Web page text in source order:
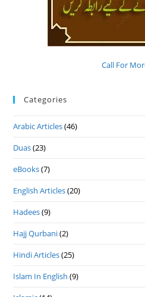
Call For
Categories
Arabic Articles(46)
Duas(23)
eBooks(7)
English Articles(20)
Hadees(9)
Hajj Qurbani(2)
Hindi Articles(25)
Islam In English (9)